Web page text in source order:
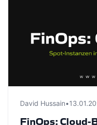
David Hussain•
FinOps: Cloud-